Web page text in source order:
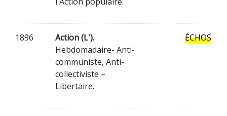
1896
Action (L').
Hebdomadaire- Anti-
communiste, Anti-
collectiviste –
Libertaire.
ÉCHOS